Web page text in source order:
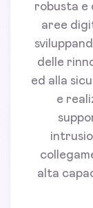
robusta e
aree
delle
ed alla
e
alta